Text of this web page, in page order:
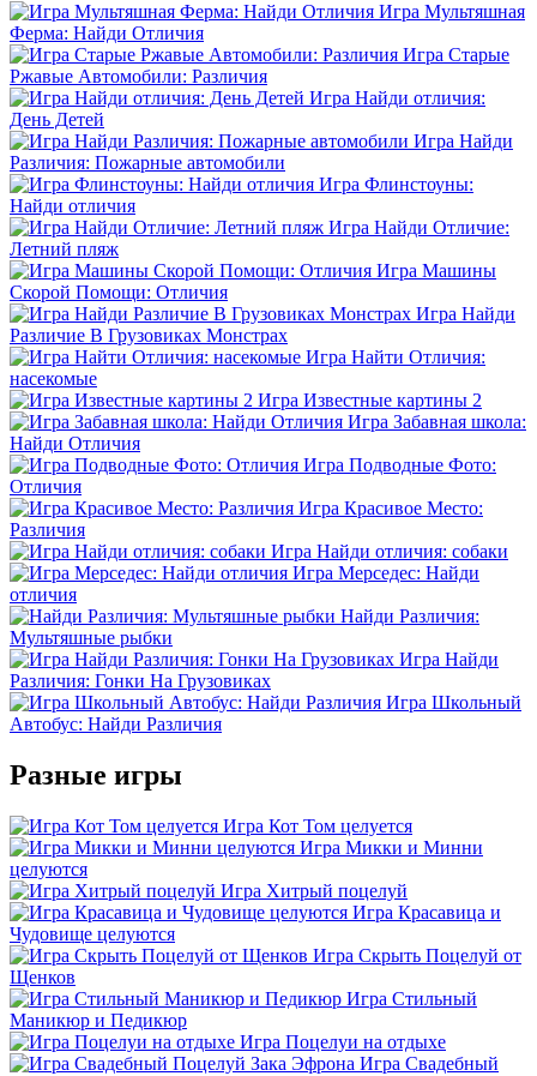
Игра Мультяшная
Ферма: Найди Отличия
Игра Старые
Ржавые Автомобили: Различия
Игра Найди отличия:
День Детей
Игра Найди
Различия: Пожарные автомобили
Игра Флинстоуны:
Найди отличия
Игра Найди Отличие:
Летний пляж
Игра Машины
Скорой Помощи: Отличия
Игра Найди
Различие В Грузовиках Монстрах
Игра Найти Отличия:
насекомые
Игра Известные картины 2
Игра Забавная школа:
Найди Отличия
Игра Подводные Фото:
Отличия
Игра Красивое Место:
Различия
Игра Найди отличия: собаки
Игра Мерседес: Найди
отличия
Найди Различия:
Мультяшные рыбки
Игра Найди
Различия: Гонки На Грузовиках
Игра Школьный
Автобус: Найди Различия
Разные игры
Игра Кот Том целуется
Игра Микки и Минни
целуются
Игра Хитрый поцелуй
Игра Красавица и
Чудовище целуются
Игра Скрыть Поцелуй от
Щенков
Игра Стильный
Маникюр и Педикюр
Игра Поцелуи на отдыхе
Игра Свадебный